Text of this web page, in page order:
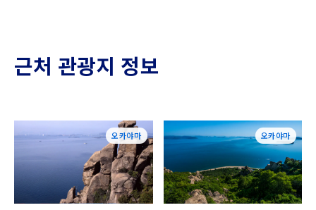
근처 관광지 정보
오카야마 오카야마